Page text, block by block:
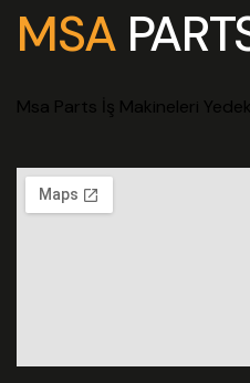
MSA
Msa Parts İş Makineleri